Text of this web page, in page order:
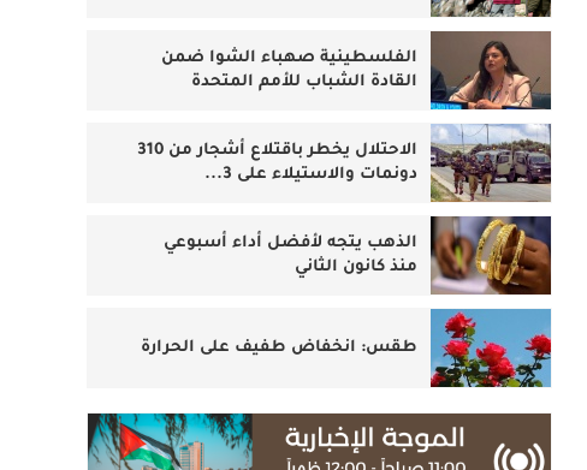
الفلسطينية صهباء الشوا ضمن
القادة الشباب للأمم المتحدة
الاحتلال يخطر باقتلاع أشجار من 310
دونمات والاستيلاء على 3...
الذهب يتجه لأفضل أداء أسبوعي
منذ كانون الثاني
طقس: انخفاض طفيف على الحرارة